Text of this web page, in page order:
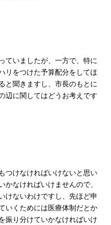
ていましたが、一方で、特に
リをつけた予算配分をしてほ
と聞きますし、市長のもとに
辺に関してはどうお考えです
つけなければいけないと思い
なければいけませんので、
けないわけですし、先ほど申
いくためには医療体制だとか
振り分けていかなければいけ